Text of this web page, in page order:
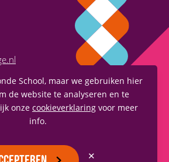
School, maar we gebruiken hier
de website te analyseren en te
onze cookieverklaring voor meer
info.
✕